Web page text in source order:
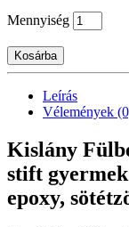
Mennyiség
Kosárba
Leírás
Vélemények
Kislány
stift
epoxy,